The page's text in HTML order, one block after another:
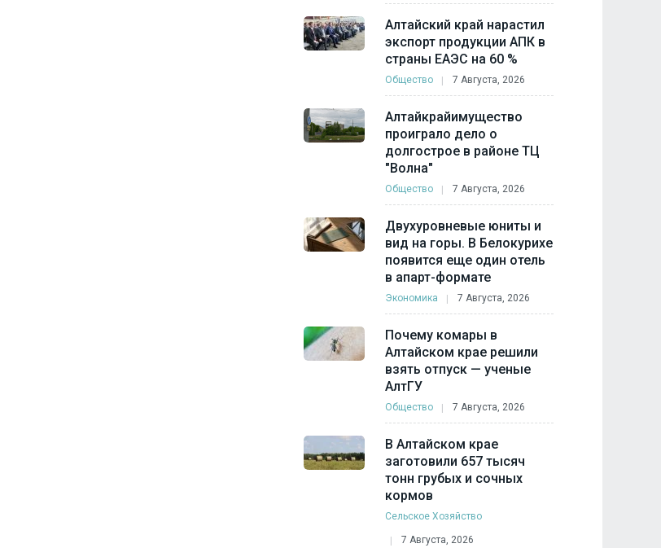
Алтайский край нарастил
экспорт продукции АПК в
страны ЕАЭС на 60 %
Общество 7 Августа, 2026
Алтайкрайимущество
проиграло дело о
долгострое в районе ТЦ
"Волна"
Общество 7 Августа, 2026
Двухуровневые юниты и
вид на горы. В Белокурихе
появится еще один отель
в апарт-формате
Экономика 7 Августа, 2026
Почему комары в
Алтайском крае решили
взять отпуск — ученые
АлтГУ
Общество 7 Августа, 2026
В Алтайском крае
заготовили 657 тысяч
тонн грубых и сочных
кормов
Сельское Хозяйство
7 Августа, 2026